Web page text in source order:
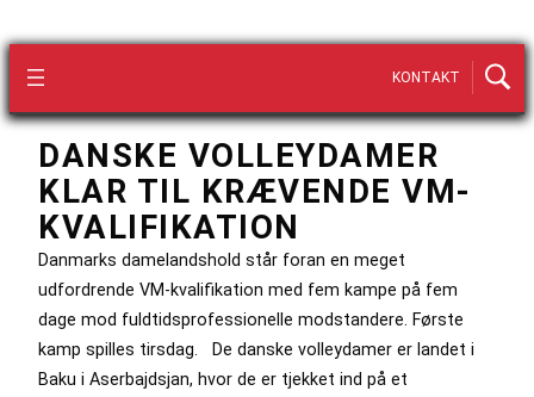
KONTAKT
DANSKE VOLLEYDAMER
KLAR TIL KRÆVENDE VM-
KVALIFIKATION
Danmarks damelandshold står foran en meget
udfordrende VM-kvalifikation med fem kampe på fem
dage mod fuldtidsprofessionelle modstandere. Første
kamp spilles tirsdag. De danske volleydamer er landet i
Baku i Aserbajdsjan, hvor de er tjekket ind på et